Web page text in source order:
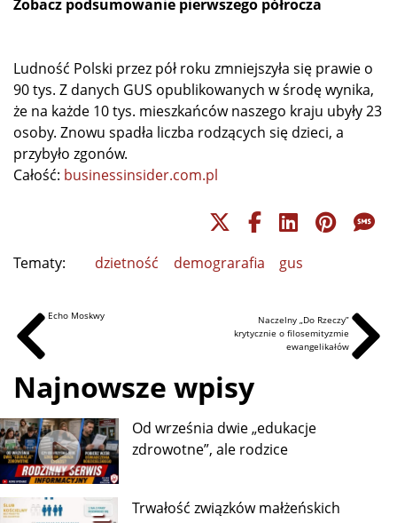
Zobacz podsumowanie pierwszego półrocza
Ludność Polski przez pół roku zmniejszyła się prawie o
90 tys. Z danych GUS opublikowanych w środę wynika,
że na każde 10 tys. mieszkańców naszego kraju ubyły 23
osoby. Znowu spadła liczba rodzących się dzieci, a
przybyło zgonów.
Całość: businessinsider.com.pl
Tematy: dzietność demograrafia gus
Echo Moskwy
Naczelny „Do Rzeczy”
krytycznie o filosemityzmie
ewangelikałów
Najnowsze wpisy
Od września dwie „edukacje
zdrowotne”, ale rodzice
Trwałość związków małżeńskich